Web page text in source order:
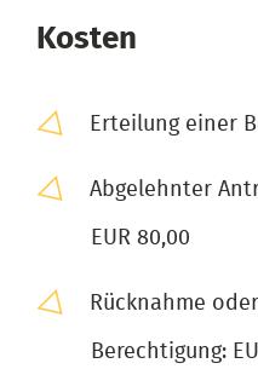
Kosten
Erteilung einer
Abgelehnter
EUR 80,00
Rücknahme
Berechtigung: